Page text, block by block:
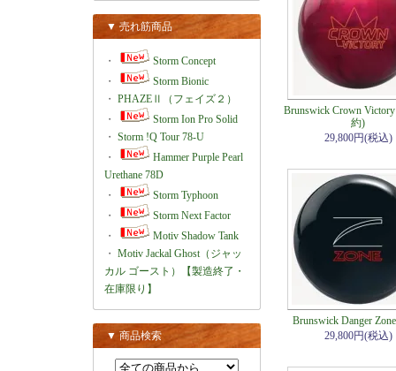
▼ 売れ筋商品
・
Storm Concept
・
Storm Bionic
・ PHAZEⅡ（フェイズ２）
・
Storm Ion Pro Solid
・ Storm !Q Tour 78-U
・
Hammer Purple Pearl
Urethane 78D
・
Storm Typhoon
・
Storm Next Factor
・
Motiv Shadow Tank
・ Motiv Jackal Ghost（ジャッ
カル ゴースト）【製造終了・
在庫限り】
▼ 商品検索
Brunswick Crown
約)
29,800円(税込)
Brunswick Danger
29,800円(税込)